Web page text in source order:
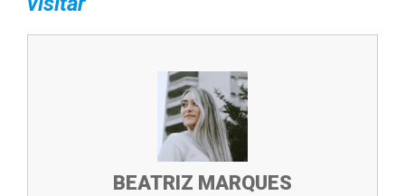
BEATRIZ MARQUES